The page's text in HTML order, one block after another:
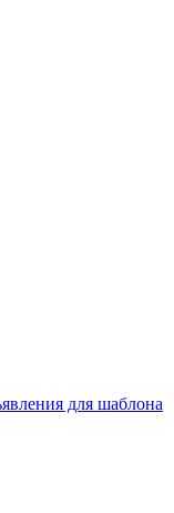
для шаблона